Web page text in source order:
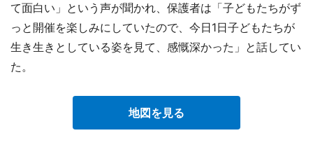
て面白い」という声が聞かれ、保護者は「子どもたちがず
っと開催を楽しみにしていたので、今日1日子どもたちが
生き生きとしている姿を見て、感慨深かった」と話してい
た。
地図を見る